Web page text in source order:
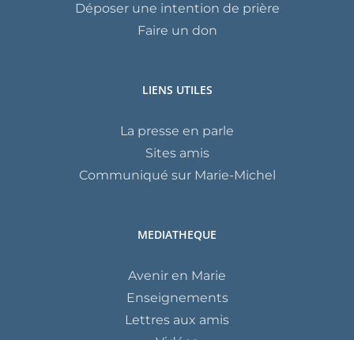
Déposer une intention de prière
Faire un don
LIENS UTILES
La presse en parle
Sites amis
Communiqué sur Marie-Michel
MEDIATHEQUE
Avenir en Marie
Enseignements
Lettres aux amis